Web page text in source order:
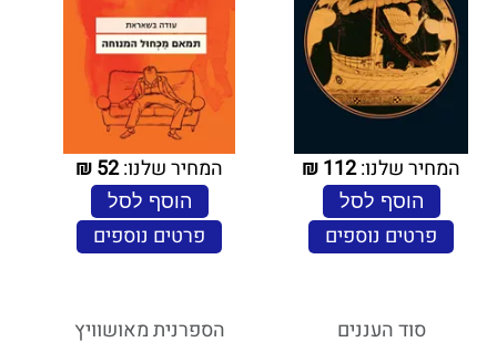
המחיר שלנו:112
₪
הוסף לסל
פרטים נוספים
המחיר שלנו:52
₪
הוסף לסל
פרטים נוספים
סוד העננים הספרנית מאושוויץ